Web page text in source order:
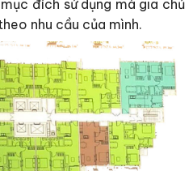
đích sử dụng mà gia chủ
nhu cầu của mình.